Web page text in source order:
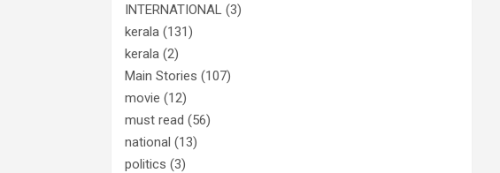
INTERNATIONAL (3)
kerala (131)
kerala (2)
Main Stories (107)
movie (12)
must read (56)
national (13)
politics (3)